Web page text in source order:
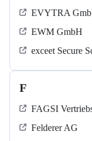
EVYTRA
EWM GmbH
exceet Secure
F
FAGSI
Felderer AG